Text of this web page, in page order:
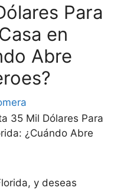
Para
en
Abre
35 Mil Dólares Para
¿Cuándo Abre
y deseas